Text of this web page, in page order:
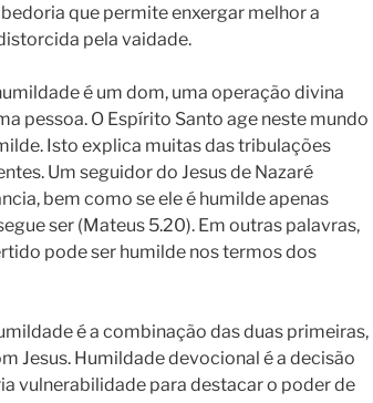
que permite enxergar melhor a
pela vaidade.
é um dom, uma operação divina
pessoa. O Espírito Santo age neste mundo
Isto explica muitas das tribulações
Um seguidor do Jesus de Nazaré
bem como se ele é humilde apenas
ser (Mateus 5.20). Em outras palavras,
pode ser humilde nos termos dos
é a combinação das duas primeiras,
Jesus. Humildade devocional é a decisão
vulnerabilidade para destacar o poder de